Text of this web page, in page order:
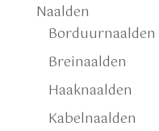
Naalden
Breinaalden
Haaknaalden
Kabelnaalden